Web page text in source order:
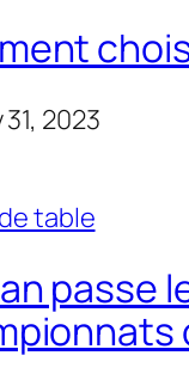
2023
table
passe